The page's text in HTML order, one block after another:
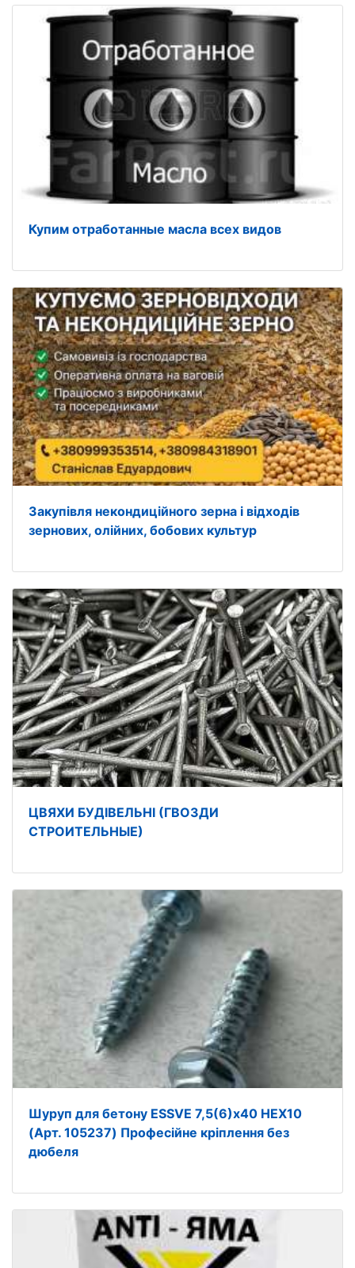
Купим отработанные масла всех видов
Закупівля некондиційного зерна і відходів
зернових, олійних, бобових культур
ЦВЯХИ БУДІВЕЛЬНІ (ГВОЗДИ
СТРОИТЕЛЬНЫЕ)
Шуруп для бетону ESSVE 7,5(6)х40 HEX10
(Арт. 105237) Професійне кріплення без
дюбеля